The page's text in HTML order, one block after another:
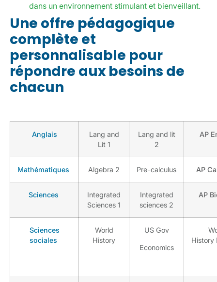
dans un environnement stimulant et bienveillant.
Une offre pédagogique
complète et
personnalisable pour
répondre aux besoins de
chacun
Anglais
Lang and
Lit 1
Lang and lit
2
AP
Mathématiques Algebra 2 Pre-calculus AP
Sciences
Integrated
Sciences 1
Integrated
sciences 2
AP
Sciences
sociales
World
History
US Gov
Economics
History